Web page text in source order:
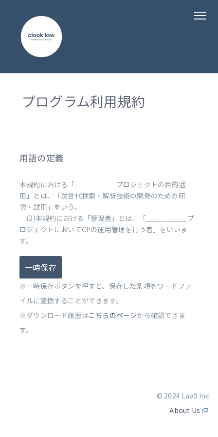
プログラム利用規約
用語の定義
本規約における「＿＿＿＿＿＿プロジェクトの目的活
用」とは、「次世代検索・解析技術の開発のための研
究・試用」をいう。
(2)本規約における「管理者」とは、「＿＿＿＿＿＿プ
ロジェクトにおいてCPの運用管理を行う者」をいいま
す。
一時保存
※一時保存ボタンを押すと、保存した条項をワードファ
イルに変換することができます。
※ダウンロード履歴はこちらのページから確認できま
す。
© 2024 LaaS Inc.
About Us